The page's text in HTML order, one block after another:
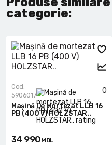
categorie:
0
Cod:
5906017
Mașină De Mortezat LLB 16
PB (400 V) HOLZSTAR..
34 990 MDL